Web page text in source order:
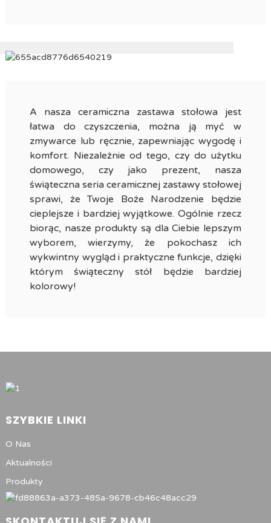
A nasza ceramiczna zastawa stołowa jest
łatwa do czyszczenia, można ją myć w
zmywarce lub ręcznie, zapewniając wygodę i
komfort. Niezależnie od tego, czy do użytku
domowego, czy jako prezent, nasza
świąteczna seria ceramicznej zastawy stołowej
sprawi, że Twoje Boże Narodzenie będzie
cieplejsze i bardziej wyjątkowe. Ogólnie rzecz
biorąc, nasze produkty są dla Ciebie lepszym
wyborem, wierzymy, że pokochasz ich
wykwintny wygląd i praktyczne funkcje, dzięki
którym świąteczny stół będzie bardziej
kolorowy!
SZYBKIE LINKI
O Nas
Aktualności
Produkty